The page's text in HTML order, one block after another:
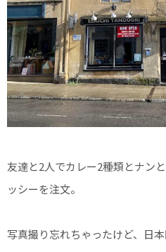
友達と2人でカレー2種類とナン
ッシーを注文。
写真撮り忘れちゃったけど、日